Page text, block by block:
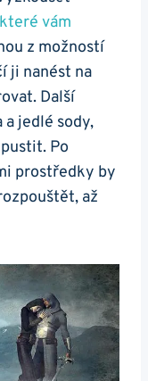
které vám
z možností
ji nanést na
Další
jedlé sody,
Po
prostředky by
až